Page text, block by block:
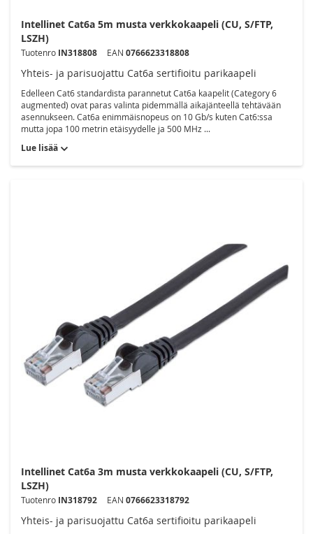
Intellinet Cat6a 5m musta verkkokaapeli (CU, S/FTP,
LSZH)
Tuotenro IN318808 EAN 0766623318808
Yhteis- ja parisuojattu Cat6a sertifioitu parikaapeli
Edelleen Cat6 standardista parannetut Cat6a kaapelit (Category 6
augmented) ovat paras valinta pidemmällä aikajänteellä tehtävään
asennukseen. Cat6a enimmäisnopeus on 10 Gb/s kuten Cat6:ssa
mutta jopa 100 metrin etäisyydelle ja 500 MHz ...
Lue lisää
Intellinet Cat6a 3m musta verkkokaapeli (CU, S/FTP,
LSZH)
Tuotenro IN318792 EAN 0766623318792
Yhteis- ja parisuojattu Cat6a sertifioitu parikaapeli